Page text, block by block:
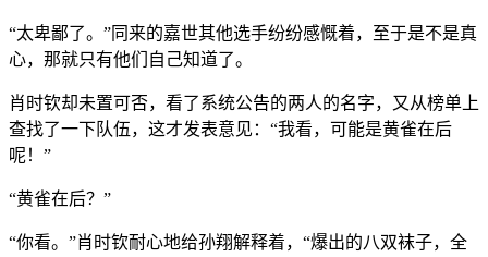
“太卑鄙了。”同来的嘉世其他选手纷纷感慨着，至于是不是真
心，那就只有他们自己知道了。
肖时钦却未置可否，看了系统公告的两人的名字，又从榜单上
查找了一下队伍，这才发表意见：“我看，可能是黄雀在后
呢！”
“黄雀在后？”
“你看。”肖时钦耐心地给孙翔解释着，“爆出的八双袜子，全